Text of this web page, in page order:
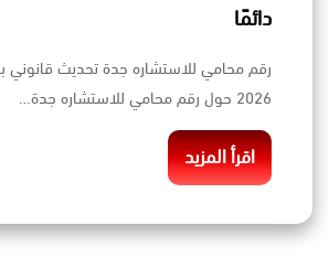
دائمًا
2026 حول رقم محامي للاستشاره جدة…
اقرأ المزيد